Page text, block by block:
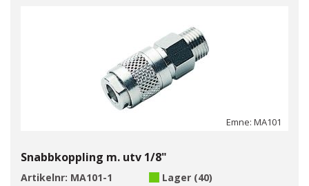
Emne: MA101
Snabbkoppling m. utv 1/8"
Artikelnr: MA101-1
Lager (40)